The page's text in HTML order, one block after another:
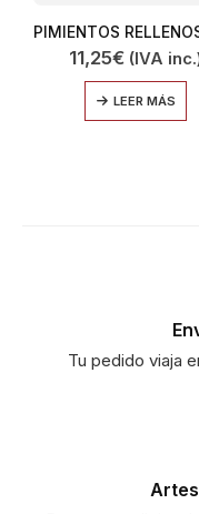
11,25€ (IVA
LEER MÁS
Tu pedido viaja